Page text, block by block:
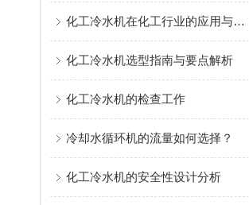
化工冷水机在化工行业的应用与优势
化工冷水机选型指南与要点解析
化工冷水机的检查工作
冷却水循环机的流量如何选择？
化工冷水机的安全性设计分析